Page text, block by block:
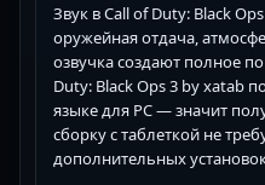
Звук в Call of Duty: Black
оружейная отдача,
озвучка создают полное
Duty: Black Ops 3 by xatab
языке для PC — значит
сборку с таблеткой не
дополнительных